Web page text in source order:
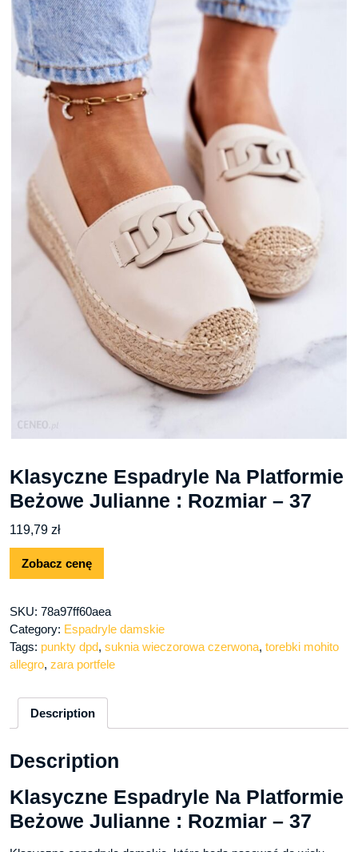
Klasyczne Espadryle Na Platformie
Beżowe Julianne : Rozmiar – 37
119,79 zł
Zobacz cenę
SKU: 78a97ff60aea
Category: Espadryle damskie
Tags: punkty dpd, suknia wieczorowa czerwona, torebki mohito
allegro, zara portfele
Description
Description
Klasyczne Espadryle Na Platformie
Beżowe Julianne : Rozmiar – 37